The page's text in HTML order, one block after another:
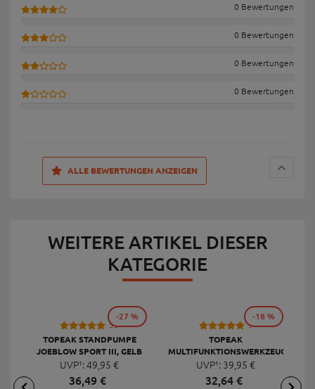
0 Bewertungen
0 Bewertungen
0 Bewertungen
0 Bewertungen
ALLE BEWERTUNGEN ANZEIGEN
WEITERE ARTIKEL DIESER
KATEGORIE
53
TOPEAK STANDPUMPE
JOEBLOW SPORT III, GELB
UVP¹:49,95 €
36,49€
-27 %
9
TOPEAK
MULTIFUNKTIONSWERKZEUG
MINI 20 PRO
UVP¹: 39,95 €
32,64€
-18 %